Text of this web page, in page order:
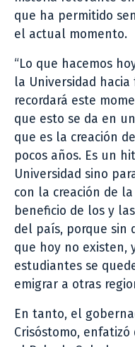
que ha permitido
el actual momento.
“Lo que hacemos
la Universidad
recordará este
que esto se da en
que es la creación
pocos años. Es un
Universidad sino
con la creación de
beneficio de los y
del país, porque sin
que hoy no existen,
estudiantes se
emigrar a otras
En tanto, el
Crisóstomo,